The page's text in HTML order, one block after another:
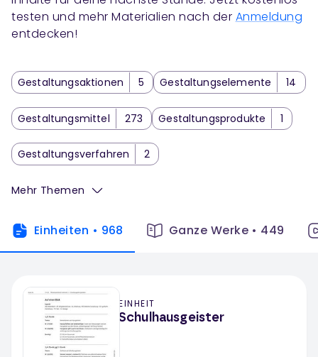
testen und mehr Materialien nach der Anmeldung
entdecken!
Gestaltungsaktionen 5 Gestaltungselemente 14
Gestaltungsmittel 273 Gestaltungsprodukte 1
Gestaltungsverfahren 2
Mehr Themen
Einheiten • 968 Ganze Werke• 449
EINHEIT
Schulhausgeister